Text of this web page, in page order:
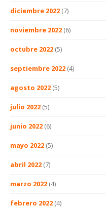
diciembre 2022 (7)
noviembre 2022 (6)
octubre 2022 (5)
septiembre 2022 (4)
agosto 2022 (5)
julio 2022 (5)
junio 2022 (6)
mayo 2022 (5)
abril 2022 (7)
marzo 2022 (4)
febrero 2022 (4)